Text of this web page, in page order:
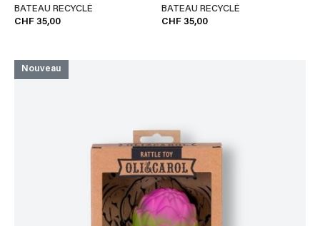
BATEAU RECYCLÉ
CHF 35,00
BATEAU RECYCLÉ
CHF 35,00
Nouveau